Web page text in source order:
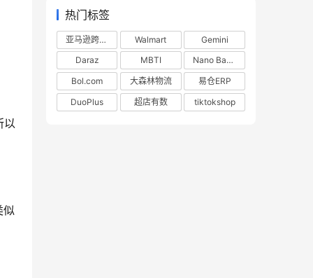
以
似
热门标签
亚马逊跨境电商 Walmart
Gemini
Daraz
MBTI
Nano Banana
Bol.com
大森林物流
易仓ERP
DuoPlus
超店有数 tiktokshop